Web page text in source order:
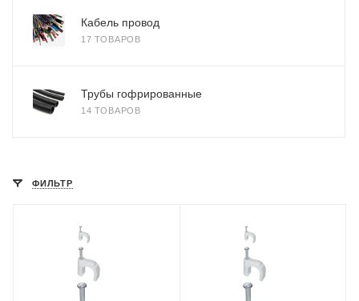
Кабель провод
17 ТОВАРОВ
Трубы гофрированные
14 ТОВАРОВ
ФИЛЬТР